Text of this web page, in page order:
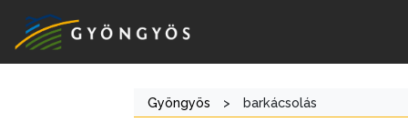
Gyöngyös > barkácsolás